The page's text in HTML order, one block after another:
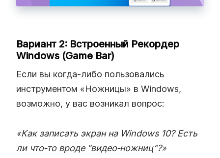
Вариант 2: Встроенный Рекордер
Windows (Game Bar)
Если вы когда‑либо пользовались
инструментом «Ножницы» в Windows,
возможно, у вас возникал вопрос:
«Как записать экран на Windows 10? Есть
ли что‑то вроде “видео‑ножниц”?»